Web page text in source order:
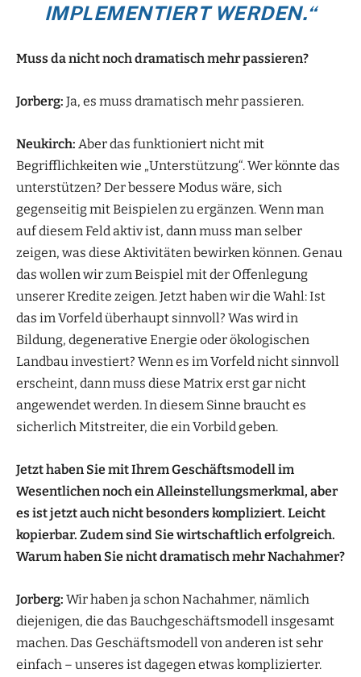
IMPLEMENTIERT WERDEN.“
Muss da nicht noch dramatisch mehr passieren?
Jorberg: Ja, es muss dramatisch mehr passieren.
Neukirch: Aber das funktioniert nicht mit
Begrifflichkeiten wie „Unterstützung“. Wer könnte das
unterstützen? Der bessere Modus wäre, sich
gegenseitig mit Beispielen zu ergänzen. Wenn man
auf diesem Feld aktiv ist, dann muss man selber
zeigen, was diese Aktivitäten bewirken können. Genau
das wollen wir zum Beispiel mit der Offenlegung
unserer Kredite zeigen. Jetzt haben wir die Wahl: Ist
das im Vorfeld überhaupt sinnvoll? Was wird in
Bildung, degenerative Energie oder ökologischen
Landbau investiert? Wenn es im Vorfeld nicht sinnvoll
erscheint, dann muss diese Matrix erst gar nicht
angewendet werden. In diesem Sinne braucht es
sicherlich Mitstreiter, die ein Vorbild geben.
Jetzt haben Sie mit Ihrem Geschäftsmodell im
Wesentlichen noch ein Alleinstellungsmerkmal, aber
es ist jetzt auch nicht besonders kompliziert. Leicht
kopierbar. Zudem sind Sie wirtschaftlich erfolgreich.
Warum haben Sie nicht dramatisch mehr Nachahmer?
Jorberg: Wir haben ja schon Nachahmer, nämlich
diejenigen, die das Bauchgeschäftsmodell insgesamt
machen. Das Geschäftsmodell von anderen ist sehr
einfach – unseres ist dagegen etwas komplizierter.